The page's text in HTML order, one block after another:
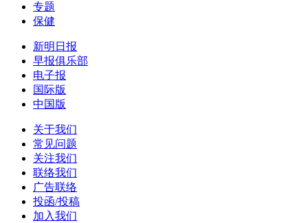
专题
保健
新明日报
早报俱乐部
电子报
国际版
中国版
关于我们
常见问题
关注我们
联络我们
广告联络
投函/投稿
加入我们